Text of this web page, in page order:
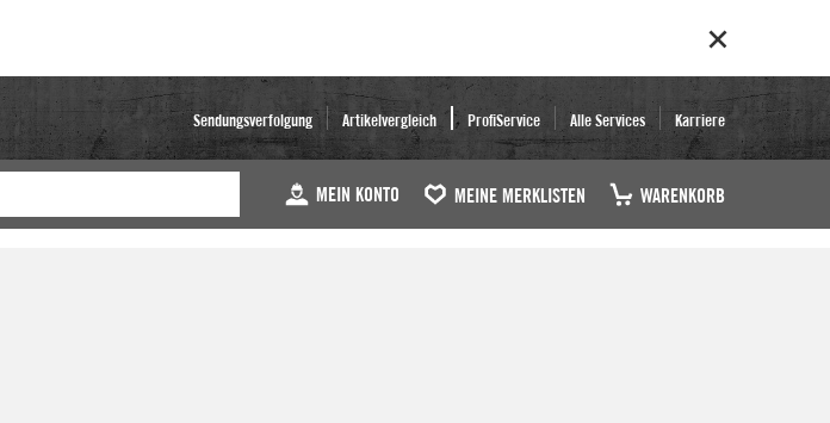
Sendungsverfolgung Artikelvergleich ProfiService Alle Services Karriere
MEIN KONTO MEINE MERKLISTEN WARENKORB